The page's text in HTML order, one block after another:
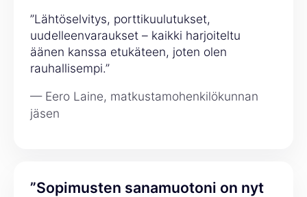
”Lähtöselvitys, porttikuulutukset,
uudelleenvaraukset – kaikki harjoiteltu
äänen kanssa etukäteen, joten olen
rauhallisempi.”
— Eero Laine, matkustamohenkilökunnan
jäsen
”Sopimusten sanamuotoni on nyt